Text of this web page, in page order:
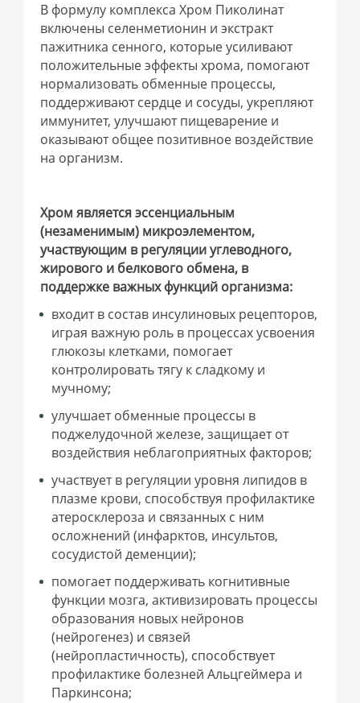
В формулу комплекса Хром Пиколинат
включены селенметионин и экстракт
пажитника сенного, которые усиливают
положительные эффекты хрома, помогают
нормализовать обменные процессы,
поддерживают сердце и сосуды, укрепляют
иммунитет, улучшают пищеварение и
оказывают общее позитивное воздействие
на организм.
Хром является эссенциальным
(незаменимым) микроэлементом,
участвующим в регуляции углеводного,
жирового и белкового обмена, в
поддержке важных функций организма:
входит в состав инсулиновых рецепторов,
играя важную роль в процессах усвоения
глюкозы клетками, помогает
контролировать тягу к сладкому и
мучному;
улучшает обменные процессы в
поджелудочной железе, защищает от
воздействия неблагоприятных факторов;
участвует в регуляции уровня липидов в
плазме крови, способствуя профилактике
атеросклероза и связанных с ним
осложнений (инфарктов, инсультов,
сосудистой деменции);
помогает поддерживать когнитивные
функции мозга, активизировать процессы
образования новых нейронов
(нейрогенез) и связей
(нейропластичность), способствует
профилактике болезней Альцгеймера и
Паркинсона;